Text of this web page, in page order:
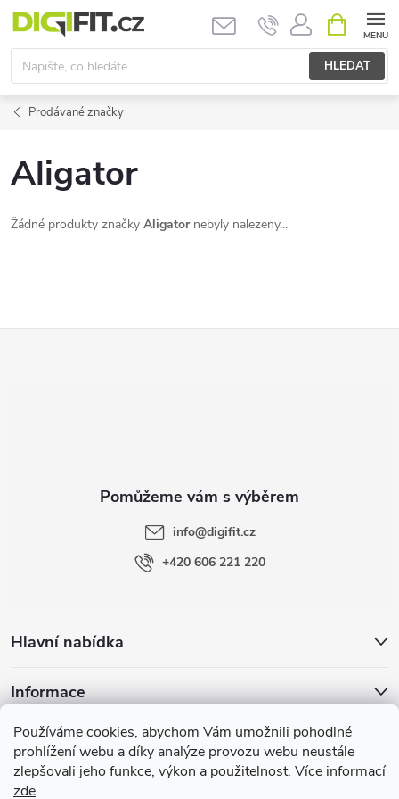
Používáme cookies, abychom Vám umožnili pohodlné
prohlížení webu a díky analýze provozu webu neustále
zlepšovali jeho funkce, výkon a použitelnost. Více informací
zde.
Přejít
obsah
HLEDAT
NÁKUPNÍ
KOŠÍK
Prodávané značky
Aligator
Žádné produkty značky Aligatornebyly nalezeny...
info@digifit.cz
+420 606 221 220
Hlavní nabídka
Informace
Blog